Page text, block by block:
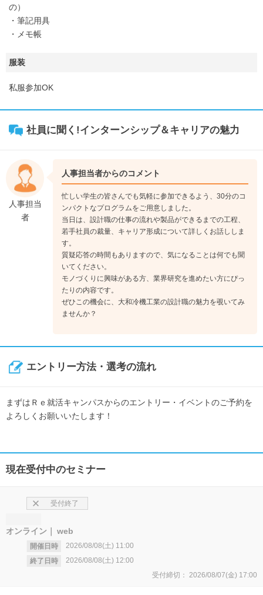
の）
・筆記用具
・メモ帳
服装
私服参加OK
社員に聞く!インターンシップ＆キャリアの魅力
人事担当
者
人事担当者からのコメント
忙しい学生の皆さんでも気軽に参加できるよう、30分のコ
ンパクトなプログラムをご用意しました。
当日は、設計職の仕事の流れや製品ができるまでの工程、
若手社員の裁量、キャリア形成について詳しくお話ししま
す。
質疑応答の時間もありますので、気になることは何でも聞
いてください。
モノづくりに興味がある方、業界研究を進めたい方にぴっ
たりの内容です。
ぜひこの機会に、大和冷機工業の設計職の魅力を覗いてみ
ませんか？
エントリー方法・選考の流れ
まずはＲｅ就活キャンパスからのエントリー・イベントのご予約を
よろしくお願いいたします！
現在受付中のセミナー
オンライン web
開催日時 2026/08/08(土) 11:00
終了日時
2026/08/08(土) 12:00
受付終了
受付締切： 2026/08/07(金) 17:00